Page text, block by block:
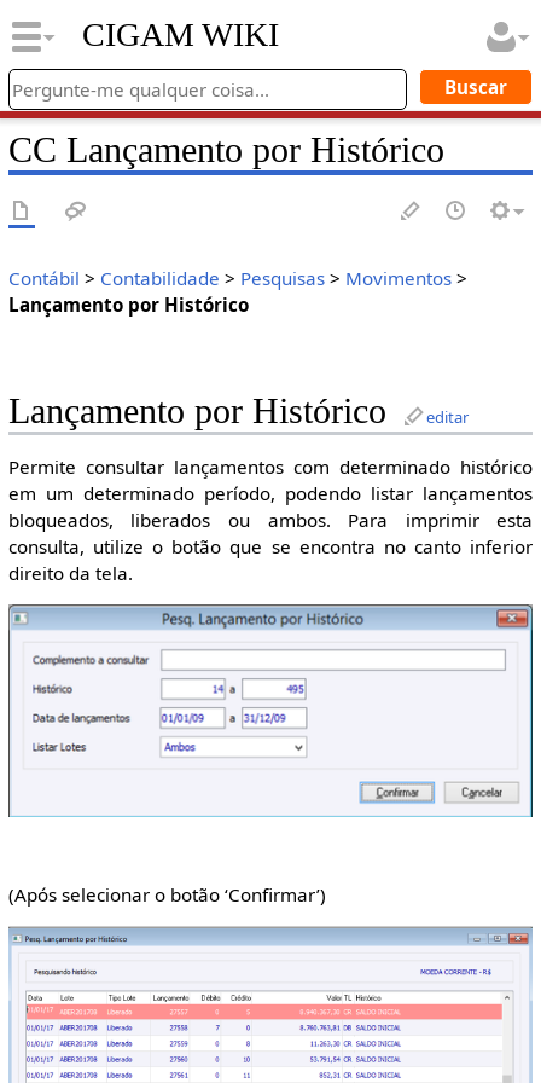
CIGAM WIKI
CC Lançamento por Histórico
Contábil > Contabilidade > Pesquisas> Movimentos>
Lançamento por Histórico
Lançamento por Histórico editar
Permite consultar lançamentos com determinado histórico
em um determinado período, podendo listar lançamentos
bloqueados, liberados ou ambos. Para imprimir esta
consulta, utilize o botão que se encontra no canto inferior
direito da tela.
(Após selecionar o botão ‘Confirmar’)